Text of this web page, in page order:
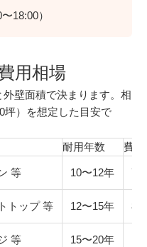
18:00）
用相場
壁面積で決まります。相
坪）を想定した目安で
耐用年数 費
等 10〜12年 70
トップ 等 12〜15年 80
等 15〜20年